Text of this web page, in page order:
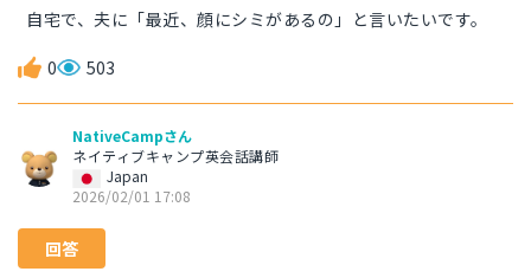
自宅で、夫に「最近、顔にシミがあるの」と言いたいです。
0 503
NativeCampさん
ネイティブキャンプ英会話講師
Japan
2026/02/01 17:08
回答